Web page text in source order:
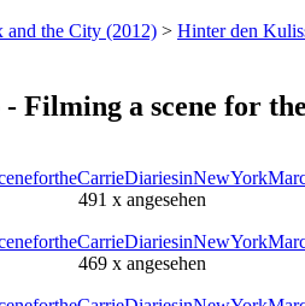
and the City (2012) > Hinter den
Filming a scene for
491 x angesehen
469 x angesehen